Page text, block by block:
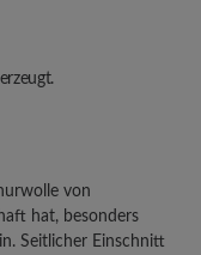
von
hat, besonders
Seitlicher Einschnitt